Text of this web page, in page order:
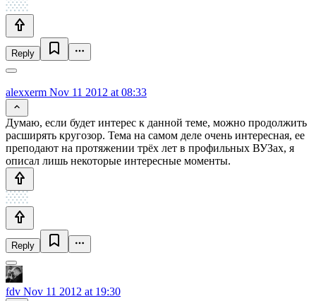
Reply
alexxerm Nov 11 2012 at 08:33
Думаю, если будет интерес к данной теме, можно продолжить
расширять кругозор. Тема на самом деле очень интересная, ее
преподают на протяжении трёх лет в профильных ВУЗах, я
описал лишь некоторые интересные моменты.
Reply
fdv Nov 11 2012 at 19:30